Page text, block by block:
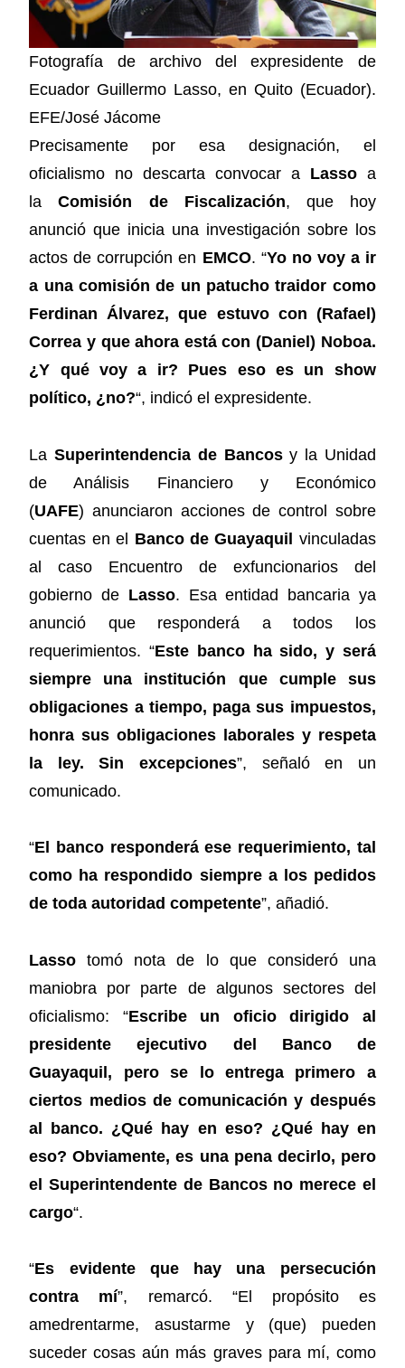
Fotografía de archivo del expresidente de
Ecuador Guillermo Lasso, en Quito (Ecuador).
EFE/José Jácome
Precisamente por esa designación, el
oficialismo no descarta convocar a Lassoa
laComisión de Fiscalización, que hoy
anunció que inicia una investigación sobre los
actos de corrupción en EMCO. “Yo no voy a ir
a una comisión de un patucho traidor como
Ferdinan Álvarez, que estuvo con (Rafael)
Correa y que ahora está con (Daniel) Noboa.
¿Y qué voy a ir? Pues eso es un show
político, ¿no?“, indicó el expresidente.
LaSuperintendencia de Bancosy la Unidad
de Análisis Financiero y Económico
(UAFE) anunciaron acciones de control sobre
cuentas en el Banco de Guayaquil vinculadas
al caso Encuentro de exfuncionarios del
gobierno de Lasso. Esa entidad bancaria ya
anunció que responderá a todos los
requerimientos. “Este banco ha sido, y será
siempre una institución que cumple sus
obligaciones a tiempo, paga sus impuestos,
honra sus obligaciones laborales y respeta
la ley. Sin excepciones”, señaló en un
comunicado.
“El banco responderá ese requerimiento, tal
como ha respondido siempre a los pedidos
de toda autoridad competente”, añadió.
Lassotomó nota de lo que consideró una
maniobra por parte de algunos sectores del
oficialismo: “Escribe un oficio dirigido al
presidente ejecutivo del Banco de
Guayaquil, pero se lo entrega primero a
ciertos medios de comunicación y después
al banco. ¿Qué hay en eso? ¿Qué hay en
eso? Obviamente, es una pena decirlo, pero
el Superintendente de Bancos no merece el
cargo“.
“Es evidente que hay una persecución
contra mí”, remarcó. “El propósito es
amedrentarme, asustarme y (que) pueden
suceder cosas aún más graves para mí, como